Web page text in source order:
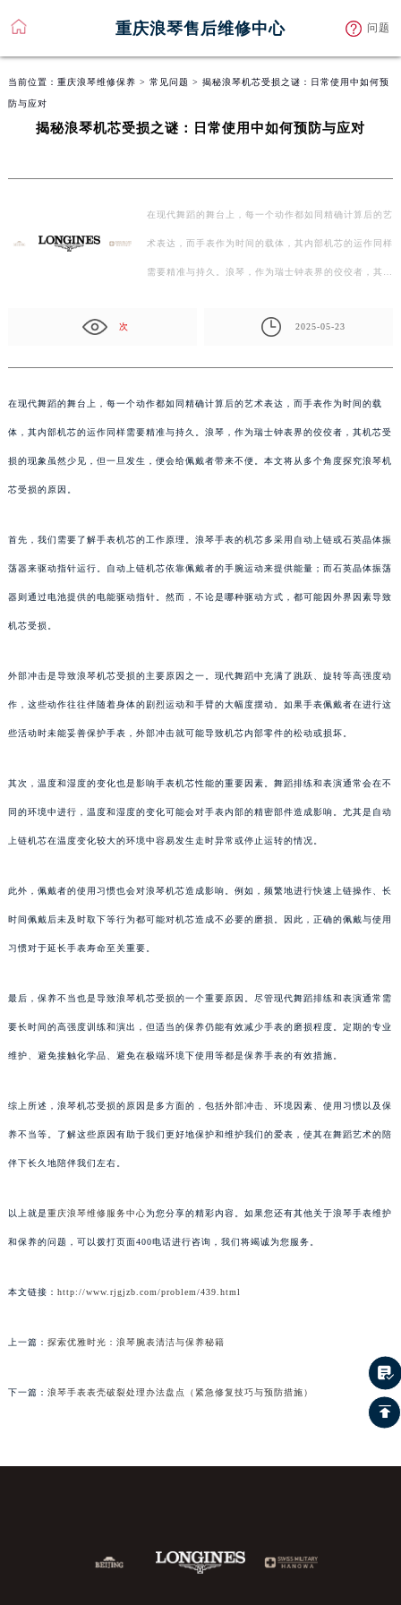
重庆浪琴售后维修中心 问题
当前位置： 重庆浪琴维修保养 > 常见问题 > 揭秘浪琴机芯受损之谜：日常使用中如何预
防与应对
揭秘浪琴机芯受损之谜：日常使用中如何预防与应对
在现代舞蹈的舞台上，每一个动作都如同精确计算后的艺
术表达，而手表作为时间的载体，其内部机芯的运作同样
需要精准与持久。浪琴，作为瑞士钟表界的佼佼者，其机
次 2025-05-23
在现代舞蹈的舞台上，每一个动作都如同精确计算后的艺术表达，而手表作为时间的载
体，其内部机芯的运作同样需要精准与持久。浪琴，作为瑞士钟表界的佼佼者，其机芯受
损的现象虽然少见，但一旦发生，便会给佩戴者带来不便。本文将从多个角度探究浪琴机
芯受损的原因。
首先，我们需要了解手表机芯的工作原理。浪琴手表的机芯多采用自动上链或石英晶体振
荡器来驱动指针运行。自动上链机芯依靠佩戴者的手腕运动来提供能量；而石英晶体振荡
器则通过电池提供的电能驱动指针。然而，不论是哪种驱动方式，都可能因外界因素导致
机芯受损。
外部冲击是导致浪琴机芯受损的主要原因之一。现代舞蹈中充满了跳跃、旋转等高强度动
作，这些动作往往伴随着身体的剧烈运动和手臂的大幅度摆动。如果手表佩戴者在进行这
些活动时未能妥善保护手表，外部冲击就可能导致机芯内部零件的松动或损坏。
其次，温度和湿度的变化也是影响手表机芯性能的重要因素。舞蹈排练和表演通常会在不
同的环境中进行，温度和湿度的变化可能会对手表内部的精密部件造成影响。尤其是自动
上链机芯在温度变化较大的环境中容易发生走时异常或停止运转的情况。
此外，佩戴者的使用习惯也会对浪琴机芯造成影响。例如，频繁地进行快速上链操作、长
时间佩戴后未及时取下等行为都可能对机芯造成不必要的磨损。因此，正确的佩戴与使用
习惯对于延长手表寿命至关重要。
最后，保养不当也是导致浪琴机芯受损的一个重要原因。尽管现代舞蹈排练和表演通常需
要长时间的高强度训练和演出，但适当的保养仍能有效减少手表的磨损程度。定期的专业
维护、避免接触化学品、避免在极端环境下使用等都是保养手表的有效措施。
综上所述，浪琴机芯受损的原因是多方面的，包括外部冲击、环境因素、使用习惯以及保
养不当等。了解这些原因有助于我们更好地保护和维护我们的爱表，使其在舞蹈艺术的陪
伴下长久地陪伴我们左右。
以上就是重庆浪琴维修服务中心为您分享的精彩内容。如果您还有其他关于浪琴手表维护
和保养的问题，可以拨打页面400电话进行咨询，我们将竭诚为您服务。
本文链接： http://www.rjgjzb.com/problem/439.html
上一篇： 探索优雅时光：浪琴腕表清洁与保养秘籍
下一篇： 浪琴手表表壳破裂处理办法盘点（紧急修复技巧与预防措施）